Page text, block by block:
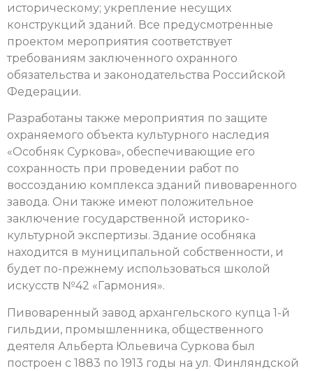
историческому; укрепление несущих
конструкций зданий. Все предусмотренные
проектом мероприятия соответствует
требованиям заключенного охранного
обязательства и законодательства Российской
Федерации.
Разработаны также мероприятия по защите
охраняемого объекта культурного наследия
«Особняк Суркова», обеспечивающие его
сохранность при проведении работ по
воссозданию комплекса зданий пивоваренного
завода. Они также имеют положительное
заключение государственной историко-
культурной экспертизы. Здание особняка
находится в муниципальной собственности, и
будет по-прежнему использоваться школой
искусств №42 «Гармония».
Пивоваренный завод архангельского купца 1-й
гильдии, промышленника, общественного
деятеля Альберта Юльевича Суркова был
построен с 1883 по 1913 годы на ул. Финляндской